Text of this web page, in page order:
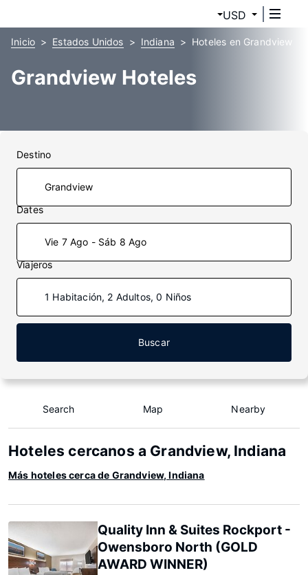
USD
Inicio Estados Unidos Indiana Hoteles en Grandview
Grandview Hoteles
Destino
Dates
Vie 7 Ago - Sáb 8 Ago
Viajeros
1 Habitación, 2 Adultos, 0 Niños
Buscar
Search Map Nearby
Hoteles cercanos a Grandview, Indiana
Más hoteles cerca de Grandview, Indiana
Quality Inn & Suites Rockport -
Owensboro North (GOLD
AWARD WINNER)